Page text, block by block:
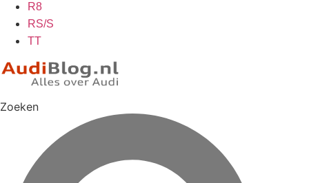
R8
RS/S
TT
Zoeken